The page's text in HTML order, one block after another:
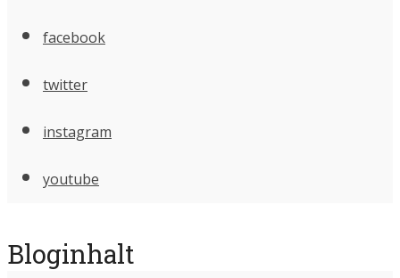
facebook
twitter
instagram
youtube
Bloginhalt